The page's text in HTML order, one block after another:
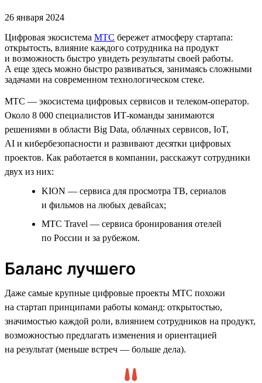
26 января 2024
Цифровая экосистема МТС бережет атмосферу стартапа:
открытость, влияние каждого сотрудника на продукт
и возможность быстро увидеть результаты своей работы.
А еще здесь можно быстро развиваться, занимаясь сложными
задачами на современном технологическом стеке.
МТС — экосистема цифровых сервисов и телеком-оператор.
Около 8 000 специалистов ИТ-команды занимаются
решениями в области Big Data, облачных сервисов, IoT,
AI и кибербезопасности и развивают десятки цифровых
проектов. Как работается в компании, расскажут сотрудники
двух из них:
KION — сервиса для просмотра ТВ, сериалов
и фильмов на любых девайсах;
МТС Travel — сервиса бронирования отелей
по России и за рубежом.
Баланс лучшего
Даже самые крупные цифровые проекты МТС похожи
на стартап принципами работы команд: открытостью,
значимостью каждой роли, влиянием сотрудников на продукт,
возможностью предлагать изменения и ориентацией
на результат (меньше встреч — больше дела).